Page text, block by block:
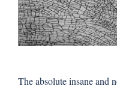
The absolute insane and